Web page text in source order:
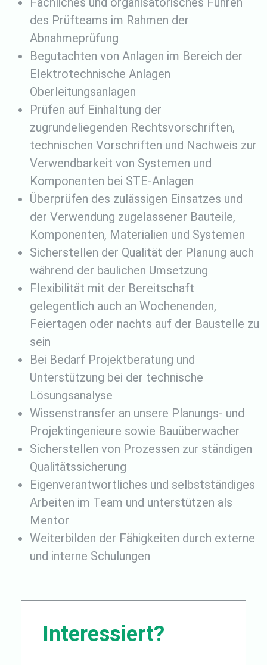
des Prüfteams im Rahmen der
Abnahmeprüfung
Begutachten von Anlagen im Bereich der
Elektrotechnische Anlagen
Oberleitungsanlagen
Prüfen auf Einhaltung der
zugrundeliegenden Rechtsvorschriften,
technischen Vorschriften und Nachweis zur
Verwendbarkeit von Systemen und
Komponenten bei STE-Anlagen
Überprüfen des zulässigen Einsatzes und
der Verwendung zugelassener Bauteile,
Komponenten, Materialien und Systemen
Sicherstellen der Qualität der Planung auch
während der baulichen Umsetzung
Flexibilität mit der Bereitschaft
gelegentlich auch an Wochenenden,
Feiertagen oder nachts auf der Baustelle zu
sein
Bei Bedarf Projektberatung und
Unterstützung bei der technische
Lösungsanalyse
Wissenstransfer an unsere Planungs- und
Projektingenieure sowie Bauüberwacher
Sicherstellen von Prozessen zur ständigen
Qualitätssicherung
Eigenverantwortliches und selbstständiges
Arbeiten im Team und unterstützen als
Mentor
Weiterbilden der Fähigkeiten durch externe
und interne Schulungen
Interessiert?